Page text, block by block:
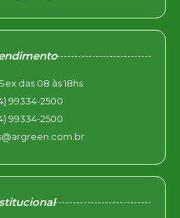
das 08 às 18hs
99334-2500
99334-2500